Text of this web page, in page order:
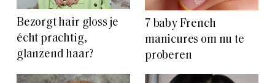
Bezorgt hair gloss je
écht prachtig,
glanzend haar?
7 baby French
manicures om nu te
proberen